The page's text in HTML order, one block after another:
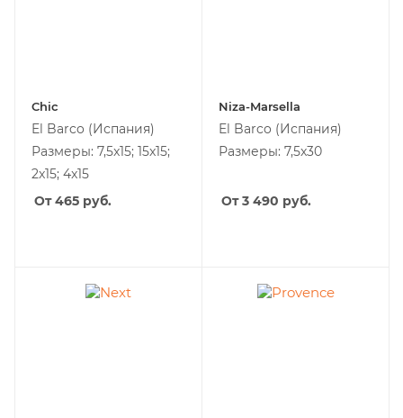
Chic
El Barco (Испания)
Размеры: 7,5x15; 15x15;
2x15; 4x15
От 465 руб.
Niza-Marsella
El Barco (Испания)
Размеры: 7,5x30
От 3 490 руб.